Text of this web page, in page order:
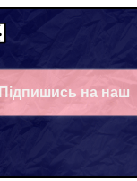
Підпишись на наш
Facebook